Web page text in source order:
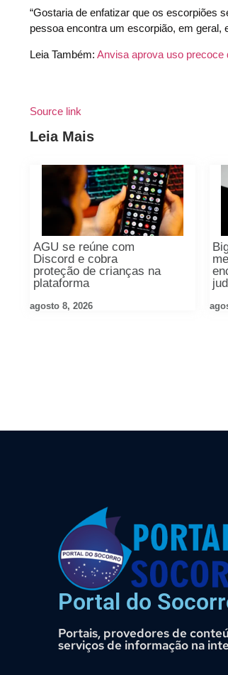
“Gostaria de enfatizar que os escorpiões
pessoa encontra um escorpião, em geral,
Leia Também: Anvisa aprova uso
Source link
Leia Mais
AGU se reúne com
Discord e cobra
proteção de crianças na
plataforma
agosto 8, 2026
Portal do
Portais, provedores de
serviços de informação na